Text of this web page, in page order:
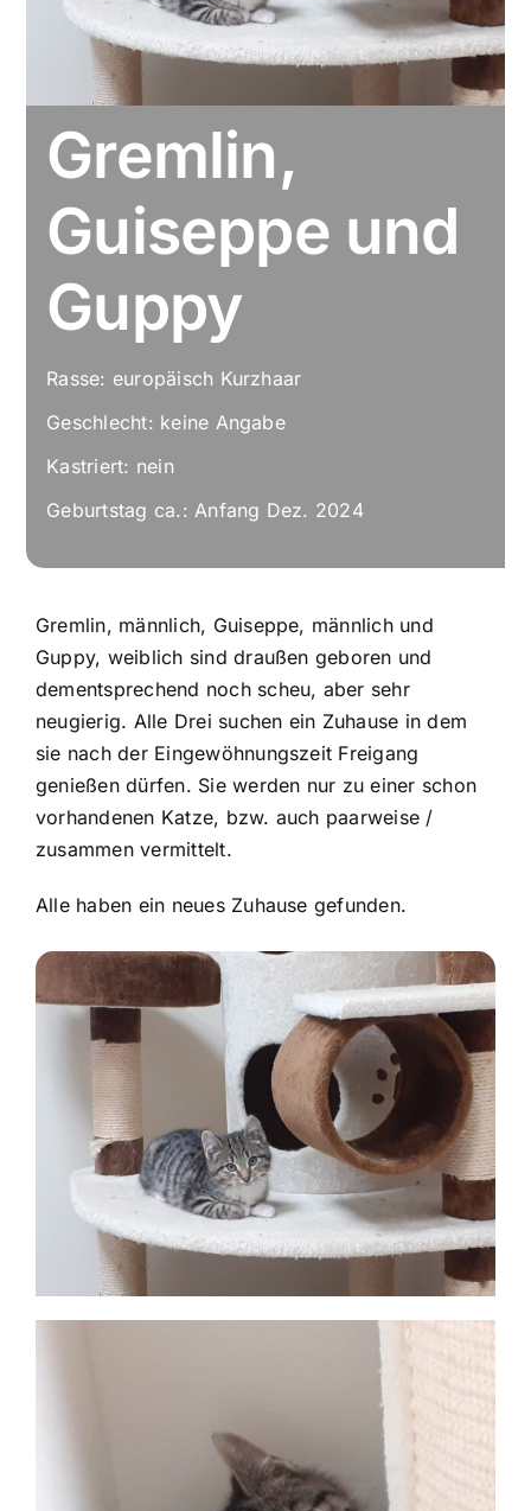
Gremlin,
Guiseppe und
Guppy
Rasse: europäisch Kurzhaar
Geschlecht: keine Angabe
Kastriert: nein
Geburtstag ca.: Anfang Dez. 2024
Gremlin, männlich, Guiseppe, männlich und
Guppy, weiblich sind draußen geboren und
dementsprechend noch scheu, aber sehr
neugierig. Alle Drei suchen ein Zuhause in dem
sie nach der Eingewöhnungszeit Freigang
genießen dürfen. Sie werden nur zu einer schon
vorhandenen Katze, bzw. auch paarweise /
zusammen vermittelt.
Alle haben ein neues Zuhause gefunden.